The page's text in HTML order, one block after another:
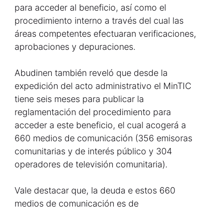
para acceder al beneficio, así como el
procedimiento interno a través del cual las
áreas competentes efectuaran verificaciones,
aprobaciones y depuraciones.
Abudinen también reveló que desde la
expedición del acto administrativo el MinTIC
tiene seis meses para publicar la
reglamentación del procedimiento para
acceder a este beneficio, el cual acogerá a
660 medios de comunicación (356 emisoras
comunitarias y de interés público y 304
operadores de televisión comunitaria).
Vale destacar que, la deuda e estos 660
medios de comunicación es de